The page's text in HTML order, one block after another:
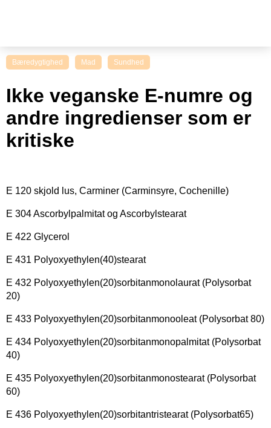
Bæredygtighed Mad Sundhed
Ikke veganske E-numre og
andre ingredienser som er
kritiske
E 120 skjold lus, Carminer (Carminsyre, Cochenille)
E 304 Ascorbylpalmitat og Ascorbylstearat
E 422 Glycerol
E 431 Polyoxyethylen(40)stearat
E 432 Polyoxyethylen(20)sorbitanmonolaurat (Polysorbat
20)
E 433 Polyoxyethylen(20)sorbitanmonooleat (Polysorbat 80)
E 434 Polyoxyethylen(20)sorbitanmonopalmitat (Polysorbat
40)
E 435 Polyoxyethylen(20)sorbitanmonostearat (Polysorbat
60)
E 436 Polyoxyethylen(20)sorbitantristearat (Polysorbat65)